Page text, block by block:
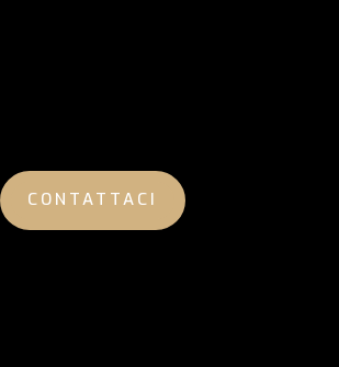
CONTATTACI